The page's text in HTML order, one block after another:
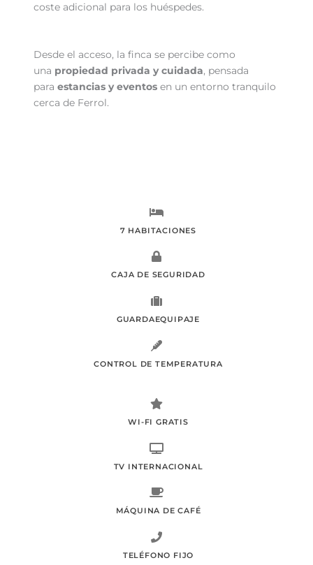
coste adicional para los huéspedes.
Desde el acceso, la finca se percibe como
una propiedad privada y cuidada, pensada
para estancias y eventos en un entorno tranquilo
cerca de Ferrol.
7 HABITACIONES
CAJA DE SEGURIDAD
GUARDAEQUIPAJE
CONTROL DE TEMPERATURA
WI-FI GRATIS
TV INTERNACIONAL
MÁQUINA DE CAFÉ
TELÉFONO FIJO